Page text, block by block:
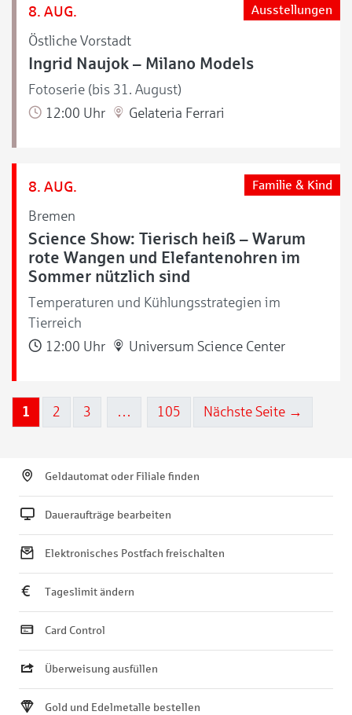
8. AUG.
Östliche Vorstadt
Ausstellungen
Ingrid Naujok – Milano Models
Fotoserie (bis 31. August)
12:00 Uhr
Gelateria Ferrari
8. AUG.
Bremen
Familie & Kind
Science Show: Tierisch heiß – Warum
rote Wangen und Elefantenohren im
Sommer nützlich sind
Temperaturen und Kühlungsstrategien im
Tierreich
12:00 Uhr
Universum Science Center
1 2 3 … 105 Nächste Seite →
Geldautomat oder Filiale finden
Daueraufträge bearbeiten
Elektronisches Postfach freischalten
Tageslimit ändern
Card Control
Überweisung ausfüllen
Gold und Edelmetalle bestellen